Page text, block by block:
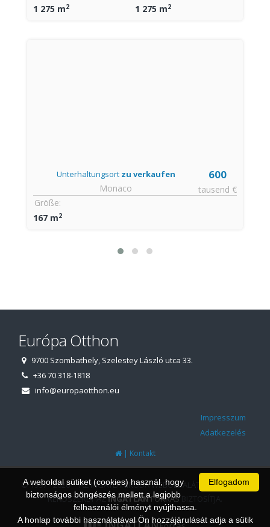
1 275 m2
1 275 m2
600
tausend €
Unterhaltungsort zu verkaufen
Monaco
Größe:
167 m2
Európa Otthon
9700 Szombathely, Szelestey László utca 33.
+36 70 318-1818
info@europaotthon.eu
Impresszum
Adatkezelés
| Kontakt
© 1997 - 2026 AZ INGATLANIRODA WEBOLDALÁT ÉS ÜGYVITELI
RENDSZERÉT AZINGATLANFORRÁSBIZTOSÍTJA.
Elfogadom
A weboldal sütiket (cookies) használ, hogy
biztonságos böngészés mellett a legjobb
felhasználói élményt nyújthassa.
A honlap további használatával Ön hozzájárulását adja a sütik